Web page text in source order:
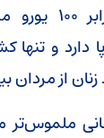
برای زنان در
دارد و
از مردان